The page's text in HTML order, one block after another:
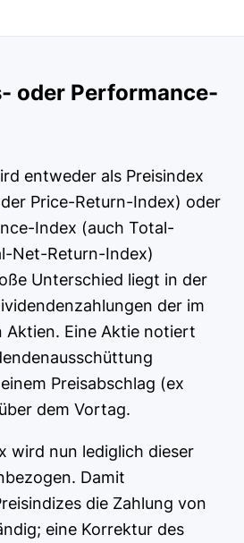
oder Performance-
entweder als Preisindex
Price-Return-Index) oder
Index (auch Total-
Net-Return-Index)
Unterschied liegt in der
der im
Aktien. Eine Aktie notiert
Preisabschlag (ex
dem Vortag.
wird nun lediglich dieser
Damit
die Zahlung von
eine Korrektur des